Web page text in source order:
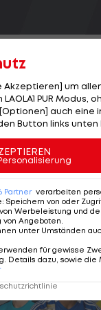
auch
- alle bei der
in Europa zum
genau
so der
Akzeptieren] um
PUR Modus,
auch eine
Button links unten
Partner verarbeiten
: Speichern von oder
Werbeleistung und
von Angeboten
unter Umständen
für gewisse
Details dazu, sowie